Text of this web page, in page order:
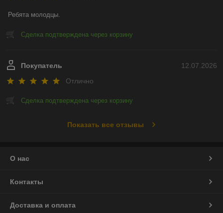
Ребята молодцы.
Сделка подтверждена через корзину
12.07.2026
Покупатель
Отлично
Сделка подтверждена через корзину
Показать все отзывы
О нас
Контакты
Доставка и оплата